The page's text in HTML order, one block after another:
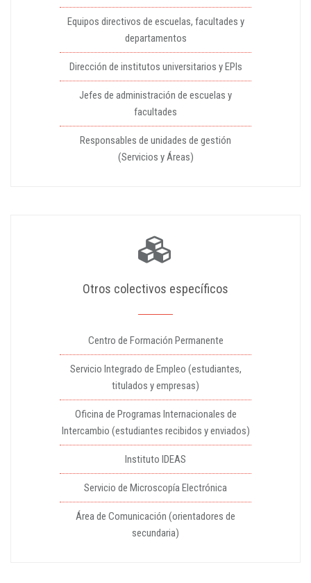
Equipos directivos de escuelas, facultades y
departamentos
Dirección de institutos universitarios y EPIs
Jefes de administración de escuelas y
facultades
Responsables de unidades de gestión
(Servicios y Áreas)
Otros colectivos específicos
Centro de Formación Permanente
Servicio Integrado de Empleo (estudiantes,
titulados y empresas)
Oficina de Programas Internacionales de
Intercambio (estudiantes recibidos y enviados)
Instituto IDEAS
Servicio de Microscopía Electrónica
Área de Comunicación (orientadores de
secundaria)